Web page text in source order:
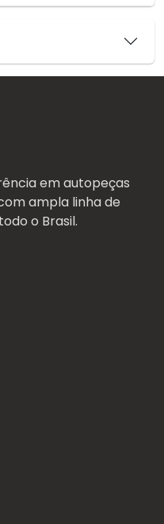
em autopeças
ampla linha de
o Brasil.